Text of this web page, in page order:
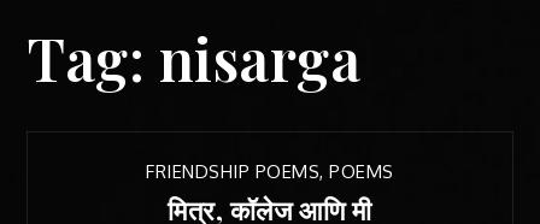
Tag: nisarga
FRIENDSHIP POEMS,POEMS
मित्र, कॉलेज आणि मी